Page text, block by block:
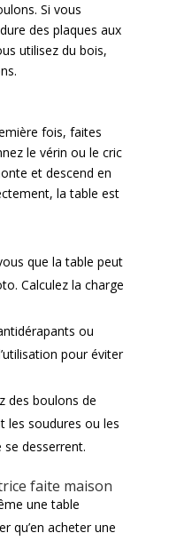
Si vous
des plaques aux
utilisez du bois,
fois, faites
le vérin ou le cric
et descend en
la table est
que la table peut
Calculez la charge
ou
pour éviter
des boulons de
les soudures ou les
se desserrent.
faite maison
une table
qu’en acheter une